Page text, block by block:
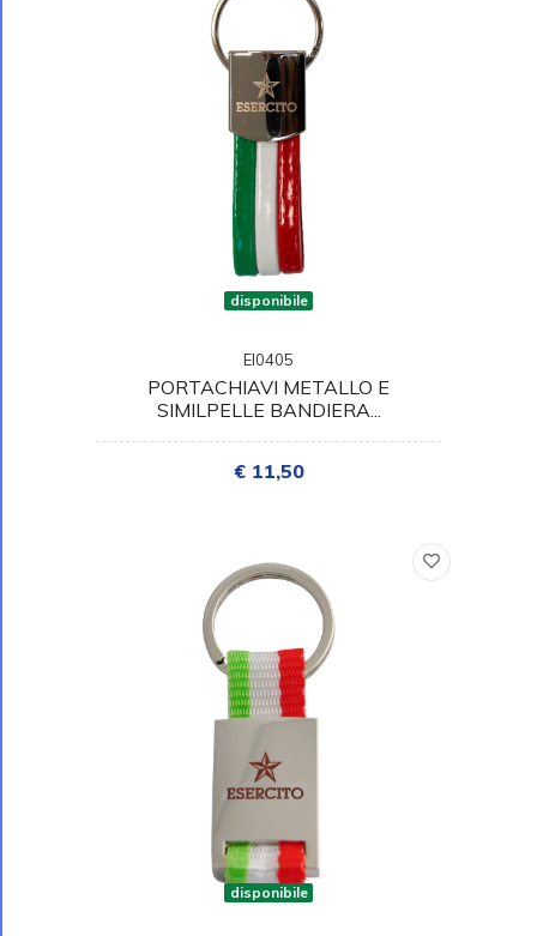
disponibile
EI0405
PORTACHIAVI METALLO E
SIMILPELLE BANDIERA...
€ 11,50
disponibile